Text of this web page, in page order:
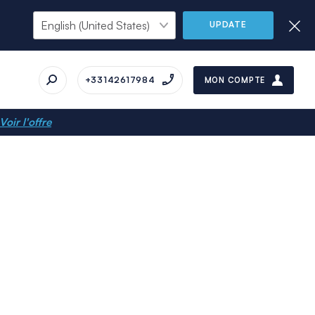
UPDATE
+33142617984 MON COMPTE
Voir l'offre